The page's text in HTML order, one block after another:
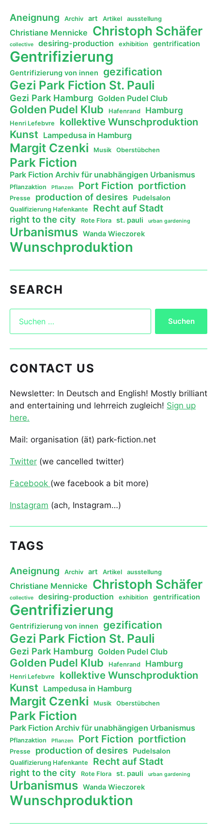
Aneignung Archiv art Artikel ausstellung
Christiane Mennicke Christoph Schäfer
collective desiring-production exhibition gentrification
Gentrifizierung
Gentrifizierung von innen gezification
Gezi Park Fiction St. Pauli
Gezi Park Hamburg Golden Pudel Club
Golden Pudel Klub Hafenrand Hamburg
Henri Lefebvre kollektive Wunschproduktion
Kunst Lampedusa in Hamburg
Margit Czenki Musik Oberstübchen
Park Fiction
Park Fiction Archiv für unabhängigen Urbanismus
Pflanzaktion Pflanzen Port Fiction portfiction
Presse production of desires Pudelsalon
Qualifizierung Hafenkante Recht auf Stadt
right to the city Rote Flora st. pauli urban gardening
Urbanismus Wanda Wieczorek
Wunschproduktion
SEARCH
CONTACT US
Newsletter: In Deutsch and English! Mostly brilliant
and entertaining und lehrreich zugleich! Sign up
here.
Mail: organisation (ät) park-fiction.net
Twitter (we cancelled twitter)
Facebook (we facebook a bit more)
Instagram (ach, Instagram…)
TAGS
Aneignung Archiv art Artikel ausstellung
Christiane Mennicke Christoph Schäfer
collective desiring-production exhibition gentrification
Gentrifizierung
Gentrifizierung von innen gezification
Gezi Park Fiction St. Pauli
Gezi Park Hamburg Golden Pudel Club
Golden Pudel Klub Hafenrand Hamburg
Henri Lefebvre kollektive Wunschproduktion
Kunst Lampedusa in Hamburg
Margit Czenki Musik Oberstübchen
Park Fiction
Park Fiction Archiv für unabhängigen Urbanismus
Pflanzaktion Pflanzen Port Fiction portfiction
Presse production of desires Pudelsalon
Qualifizierung Hafenkante Recht auf Stadt
right to the city Rote Flora st. pauli urban gardening
Urbanismus Wanda Wieczorek
Wunschproduktion